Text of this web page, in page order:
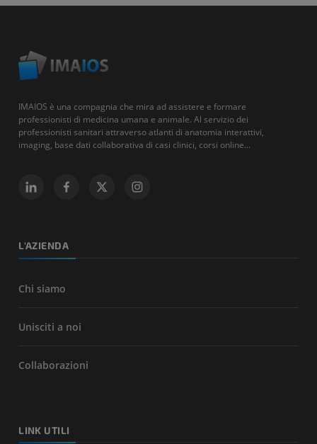
IMAIOS è una compagnia che mira ad assistere e formare
professionisti di medicina umana e animale. Al servizio dei
professionisti sanitari attraverso atlanti di anatomia interattivi,
imaging, base dati collaborativa di casi clinici, corsi online...
L'AZIENDA
Chi siamo
Unisciti a noi
Collaborazioni
LINK UTILI